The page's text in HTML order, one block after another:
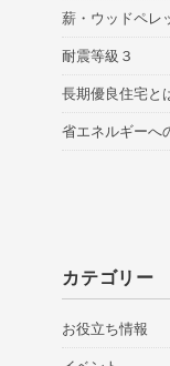
薪・ウッドペレ
耐震等級３
長期優良住宅と
省エネルギーへ
カテゴリー
お役立ち情報